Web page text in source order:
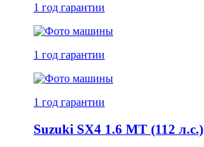
1 год гарантии
1 год гарантии
1 год гарантии
Suzuki SX4 1.6 MT (112 л.с.)